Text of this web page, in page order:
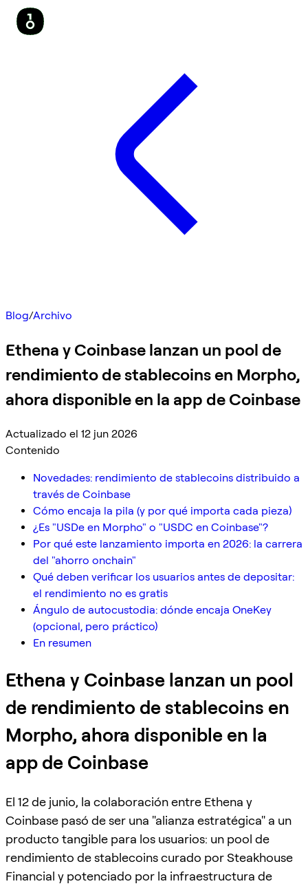
Blog/Archivo
Ethena y Coinbase lanzan un pool de
rendimiento de stablecoins en Morpho,
ahora disponible en la app de Coinbase
Actualizado el 12 jun 2026
Contenido
Novedades: rendimiento de stablecoins distribuido a
través de Coinbase
Cómo encaja la pila (y por qué importa cada pieza)
¿Es "USDe en Morpho" o "USDC en Coinbase"?
Por qué este lanzamiento importa en 2026: la carrera
del "ahorro onchain"
Qué deben verificar los usuarios antes de depositar:
el rendimiento no es gratis
Ángulo de autocustodia: dónde encaja OneKey
(opcional, pero práctico)
En resumen
Ethena y Coinbase lanzan un pool
de rendimiento de stablecoins en
Morpho, ahora disponible en la
app de Coinbase
El 12 de junio, la colaboración entre Ethena y
Coinbase pasó de ser una "alianza estratégica" a un
producto tangible para los usuarios: un pool de
rendimiento de stablecoins curado por Steakhouse
Financial y potenciado por la infraestructura de